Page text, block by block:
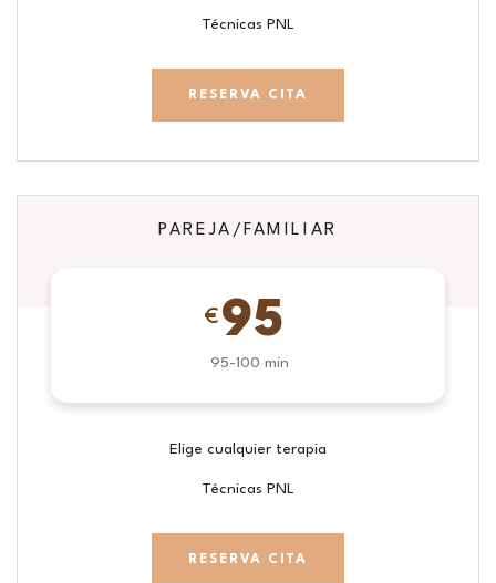
Técnicas PNL
RESERVA CITA
PAREJA/FAMILIAR
€ 95
95-100 min
Elige cualquier terapia
Técnicas PNL
RESERVA CITA